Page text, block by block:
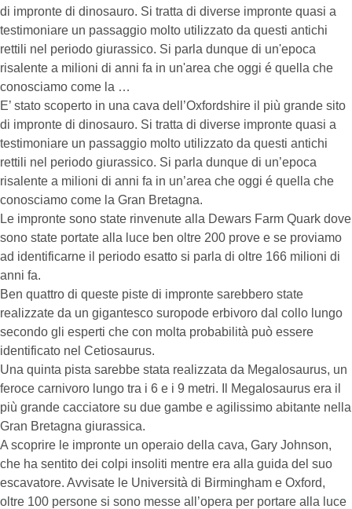
di impronte di dinosauro. Si tratta di diverse impronte quasi a
testimoniare un passaggio molto utilizzato da questi antichi
rettili nel periodo giurassico. Si parla dunque di un'epoca
risalente a milioni di anni fa in un'area che oggi é quella che
conosciamo come la …
E’ stato scoperto in una cava dell’Oxfordshire il più grande sito
di impronte di dinosauro. Si tratta di diverse impronte quasi a
testimoniare un passaggio molto utilizzato da questi antichi
rettili nel periodo giurassico. Si parla dunque di un’epoca
risalente a milioni di anni fa in un’area che oggi é quella che
conosciamo come la Gran Bretagna.
Le impronte sono state rinvenute alla Dewars Farm Quark dove
sono state portate alla luce ben oltre 200 prove e se proviamo
ad identificarne il periodo esatto si parla di oltre 166 milioni di
anni fa.
Ben quattro di queste piste di impronte sarebbero state
realizzate da un gigantesco suropode erbivoro dal collo lungo
secondo gli esperti che con molta probabilità può essere
identificato nel Cetiosaurus.
Una quinta pista sarebbe stata realizzata da Megalosaurus, un
feroce carnivoro lungo tra i 6 e i 9 metri. Il Megalosaurus era il
più grande cacciatore su due gambe e agilissimo abitante nella
Gran Bretagna giurassica.
A scoprire le impronte un operaio della cava, Gary Johnson,
che ha sentito dei colpi insoliti mentre era alla guida del suo
escavatore. Avvisate le Università di Birmingham e Oxford,
oltre 100 persone si sono messe all’opera per portare alla luce